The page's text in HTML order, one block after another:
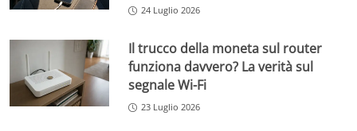
24 Luglio 2026
Il trucco della moneta sul router
funziona davvero? La verità sul
segnale Wi-Fi
23 Luglio 2026